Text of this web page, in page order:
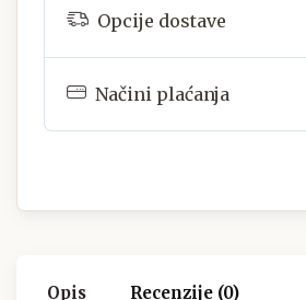
Opcije dostave
Načini plaćanja
Opis Recenzije (0)